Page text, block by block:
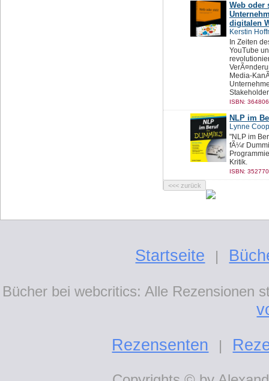
Web oder
digitalen
Kerstin
In Zeiten
YouTube
Media-
ISBN:
NLP im
Lynne
"NLP im
fÃ¼r
Kritik.
ISBN:
Startseite |
Bücher bei webcritics: Alle Rezensionen
Rezensenten
|